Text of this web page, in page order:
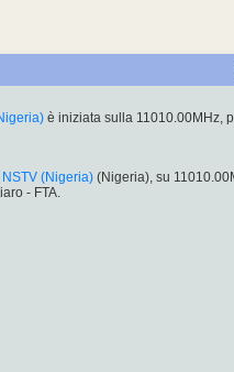
è iniziata sulla 11010.00MHz,
NSTV (Nigeria) (Nigeria), su
- FTA.